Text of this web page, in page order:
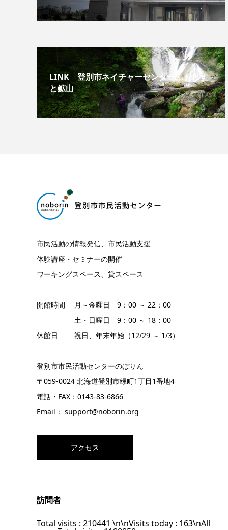
LINK 登別市ネイチャーセンターふぉれす
と鉱山
市民活動の情報発信、市民活動支援
体験講座・セミナーの開催
ワーキングスペース、貸スペース
開館時間 月～金曜日 9：00 ～ 22：00
土・日曜日 9：00 ～ 18：00
休館日 祝日、年末年始（12/29 ～ 1/3）
登別市市民活動センターのぼりん
〒059-0024 北海道登別市緑町1丁目1番地4
電話・FAX：0143-83-6866
Email： support@noborin.org
アクセス
訪問者
Total visits : 210441 \n\nVisits today : 163\nAll